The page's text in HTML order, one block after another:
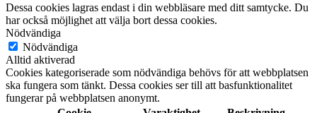
Dessa cookies lagras endast i din webbläsare med ditt samtycke. Du
har också möjlighet att välja bort dessa cookies.
Nödvändiga
Nödvändiga
Alltid aktiverad
Cookies kategoriserade som nödvändiga behövs för att webbplatsen
ska fungera som tänkt. Dessa cookies ser till att basfunktionalitet
fungerar på webbplatsen anonymt.